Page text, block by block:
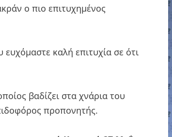
ο πιο επιτυχημένος
καλή επιτυχία σε ότι
βαδίζει στα χνάρια του
προπονητής.